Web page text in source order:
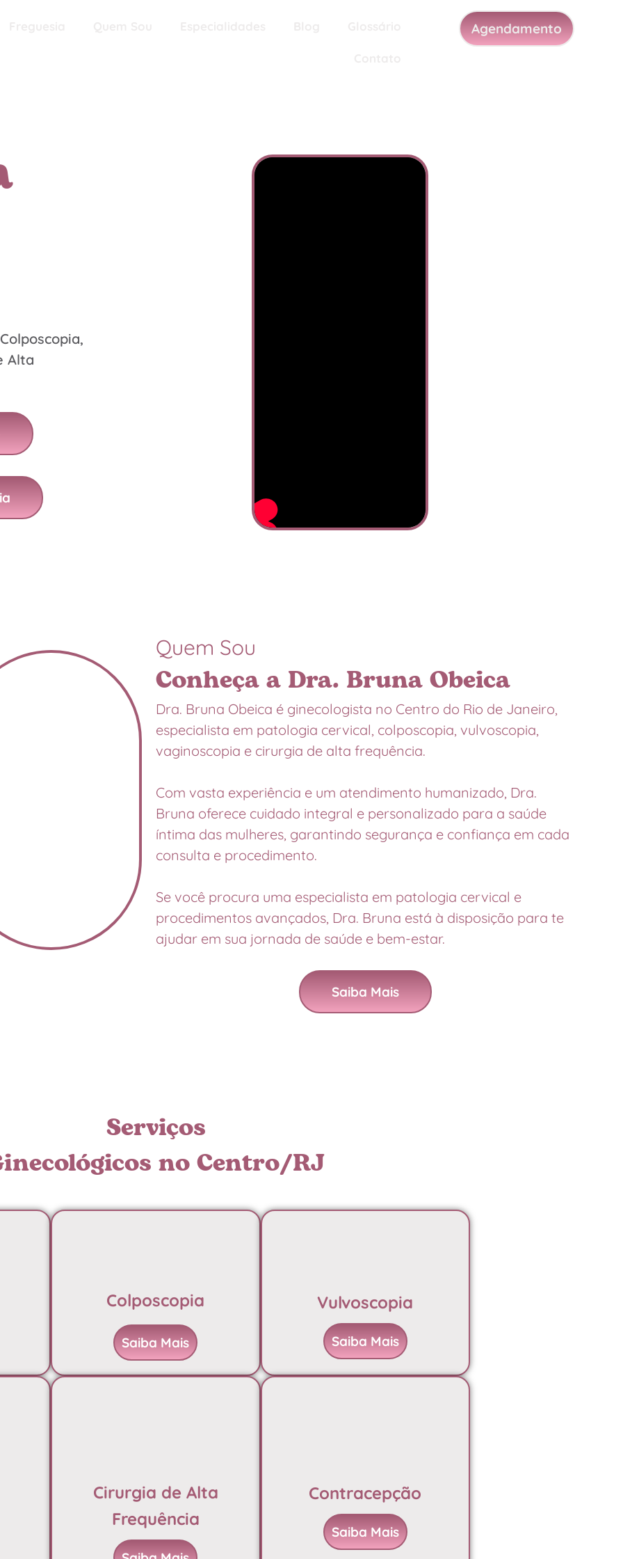
Agendamento
Alta
Quem Sou
Conheça a Dra. Bruna Obeica
Dra. Bruna Obeica é ginecologista no Centro do Rio de Janeiro,
especialista em patologia cervical, colposcopia, vulvoscopia,
vaginoscopia e cirurgia de alta frequência.
Com vasta experiência e um atendimento humanizado, Dra.
Bruna oferece cuidado integral e personalizado para a saúde
íntima das mulheres, garantindo segurança e confiança em cada
consulta e procedimento.
Se você procura uma especialista em patologia cervical e
procedimentos avançados, Dra. Bruna está à disposição para te
ajudar em sua jornada de saúde e bem-estar.
Saiba Mais
Serviços
no Centro/RJ
Colposcopia
Saiba Mais
Vulvoscopia
Saiba Mais
Cirurgia de Alta
Frequência
Contracepção
Saiba Mais